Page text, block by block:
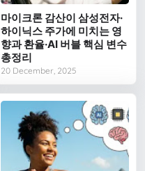
마이크론 감산이 삼성전자·
하이닉스 주가에 미치는 영
향과 환율·AI 버블 핵심 변수
총정리
20 December, 2025